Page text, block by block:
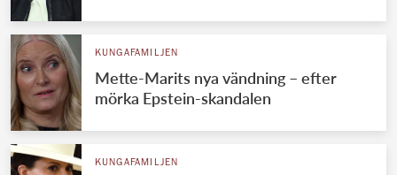
KUNGAFAMILJEN
Mette-Marits nya vändning – efter
mörka Epstein-skandalen
KUNGAFAMILJEN